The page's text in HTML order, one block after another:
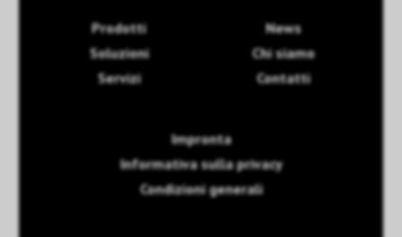
Prodotti
Soluzioni
Servizi
News
Chi siamo
Contatti
Impronta
Informativa sulla privacy
Condizioni generali